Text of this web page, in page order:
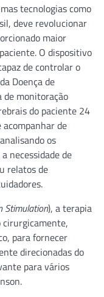
tecnologias como
deve revolucionar
maior
O dispositivo
de controlar o
Doença de
de monitoração
do paciente 24
acompanhar de
os
necessidade de
relatos de
Stimulation), a terapia
cirurgicamente,
para fornecer
direcionadas do
para vários